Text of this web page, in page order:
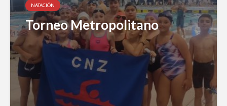
NATACIÓN
Torneo Metropolitano